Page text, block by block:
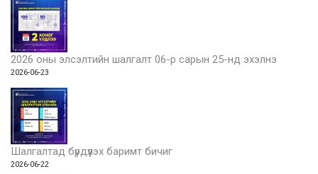
2026 оны элсэлтийн шалгалт 06-р сарын 25-нд эхэлнэ
2026-06-23
Шалгалтад бүрдүүлэх баримт бичиг
2026-06-22